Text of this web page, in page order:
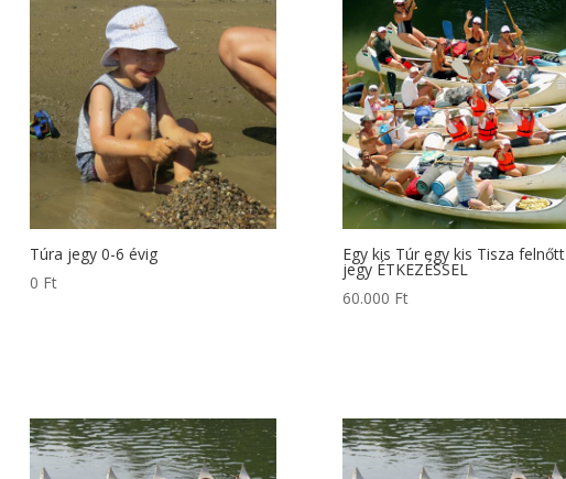
Túra jegy 0-6 évig
0 Ft
Egy kis Túr egy kis Tisza felnőtt
jegy ÉTKEZÉSSEL
60.000 Ft